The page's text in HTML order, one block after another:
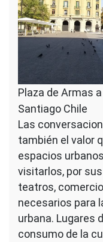
Plaza de Armas
Santiago Chile
Las
también el valor
espacios
visitarlos, por
teatros,
necesarios para
urbana. Lugares
consumo de la